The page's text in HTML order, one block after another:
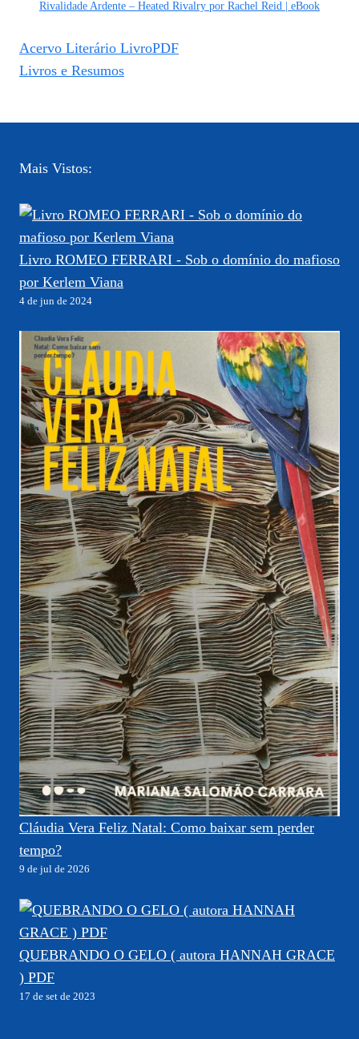
Rivalidade Ardente – Heated Rivalry por Rachel Reid | eBook
Acervo Literário LivroPDF
Livros e Resumos
Mais Vistos:
Livro ROMEO FERRARI - Sob o domínio do mafioso
por Kerlem Viana
4 de jun de 2024
Cláudia Vera Feliz Natal: Como baixar sem perder
tempo?
9 de jul de 2026
QUEBRANDO O GELO ( autora HANNAH GRACE
) PDF
17 de set de 2023